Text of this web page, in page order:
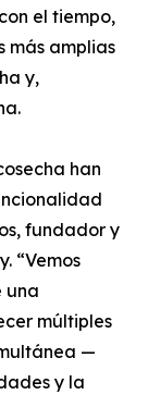
el tiempo,
más amplias
y,
han
fundador y
“Vemos
una
múltiples
—
y la